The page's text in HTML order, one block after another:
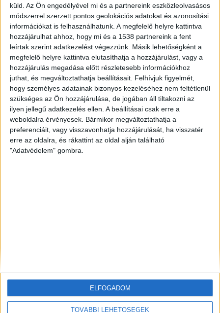
küld. Az Ön engedélyével mi és a partnereink eszközleolvasásos
módszerrel szerzett pontos geolokációs adatokat és azonosítási
információkat is felhasználhatunk. A megfelelő helyre kattintva
hozzájárulhat ahhoz, hogy mi és a 1538 partnereink a fent
leírtak szerint adatkezelést végezzünk. Másik lehetőségként a
megfelelő helyre kattintva elutasíthatja a hozzájárulást, vagy a
hozzájárulás megadása előtt részletesebb információkhoz
juthat, és megváltoztathatja beállításait. Felhívjuk figyelmét,
hogy személyes adatainak bizonyos kezeléséhez nem feltétlenül
szükséges az Ön hozzájárulása, de jogában áll tiltakozni az
ilyen jellegű adatkezelés ellen. A beállításai csak erre a
weboldalra érvényesek. Bármikor megváltoztathatja a
preferenciáit, vagy visszavonhatja hozzájárulását, ha visszatér
erre az oldalra, és rákattint az oldal alján található
"Adatvédelem" gombra.
TOVÁBBI LEHETŐSÉGEK
ELFOGADOM
FRISS HÍREK
ZÖLDINFÓ 20 óra telt el a létrehozás óta
A hőség miatt veszélyesen megemelkedett a
talajközeli ózon szintje
ZÖLDINFÓ 21 óra telt el a létrehozás óta
Rekordhőség és történelmi aszály sújtja
Horvátországot, a folyók apadnak
ZÖLDINFÓ 22 óra telt el a létrehozás óta
Vízszolgáltatókat támadtak hackerek az Egyesült
Államokban
ZÖLDINFÓ 22 óra telt el a létrehozás óta